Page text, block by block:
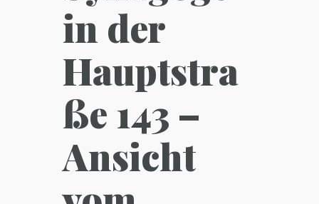
in der
Hauptstra
ße 143 –
Ansicht